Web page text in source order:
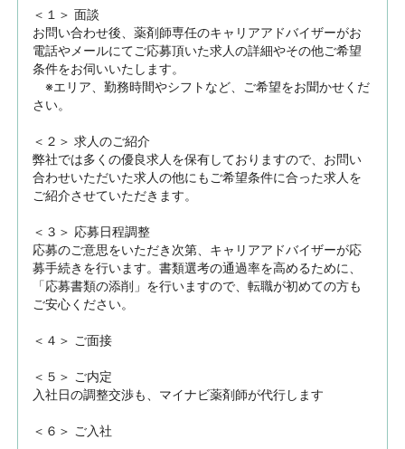
＜１＞ 面談
お問い合わせ後、薬剤師専任のキャリアアドバイザーがお
電話やメールにてご応募頂いた求人の詳細やその他ご希望
条件をお伺いいたします。
※エリア、勤務時間やシフトなど、ご希望をお聞かせくだ
さい。
＜２＞ 求人のご紹介
弊社では多くの優良求人を保有しておりますので、お問い
合わせいただいた求人の他にもご希望条件に合った求人を
ご紹介させていただきます。
＜３＞ 応募日程調整
応募のご意思をいただき次第、キャリアアドバイザーが応
募手続きを行います。書類選考の通過率を高めるために、
「応募書類の添削」を行いますので、転職が初めての方も
ご安心ください。
＜４＞ ご面接
＜５＞ ご内定
入社日の調整交渉も、マイナビ薬剤師が代行します
＜６＞ ご入社